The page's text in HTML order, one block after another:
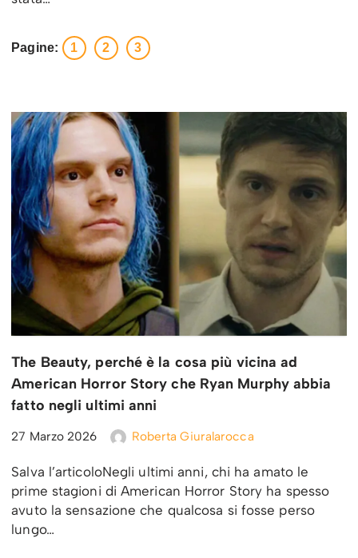
Pagine: 1 2 3
The Beauty, perché è la cosa più vicina ad
American Horror Story che Ryan Murphy abbia
fatto negli ultimi anni
27 Marzo 2026 Roberta Giuralarocca
Salva l’articoloNegli ultimi anni, chi ha amato le
prime stagioni di American Horror Story ha spesso
avuto la sensazione che qualcosa si fosse perso
lungo…